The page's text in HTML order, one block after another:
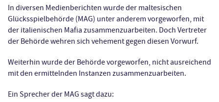
In diversen Medienberichten wurde der maltesischen
Glücksspielbehörde (MAG) unter anderem vorgeworfen, mit
der italienischen Mafia zusammenzuarbeiten. Doch Vertreter
der Behörde wehren sich vehement gegen diesen Vorwurf.
Weiterhin wurde der Behörde vorgeworfen, nicht ausreichend
mit den ermittelnden Instanzen zusammenzuarbeiten.
Ein Sprecher der MAG sagt dazu: